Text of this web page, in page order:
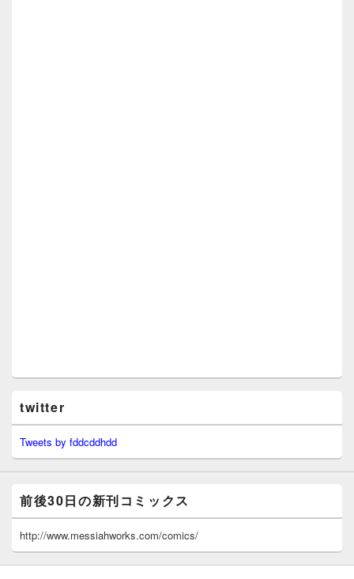
twitter
Tweets by fddcddhdd
前後30日の新刊コミックス
http://www.messiahworks.com/comics/